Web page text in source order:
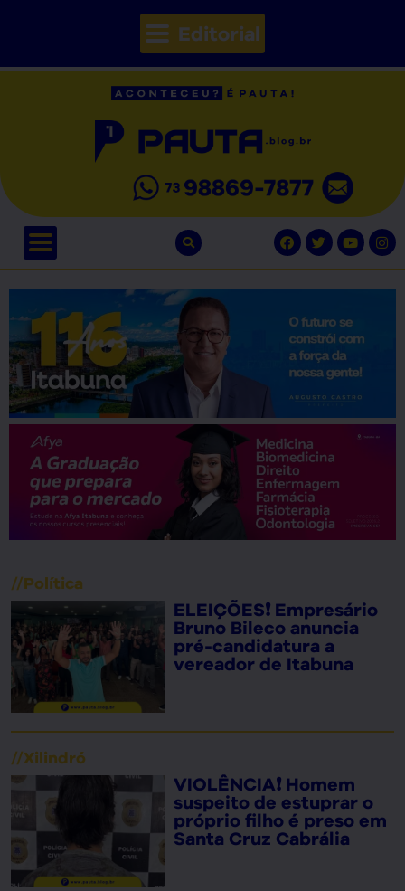
Editorial
//Política
ELEIÇÕES❗ Empresário
Bruno Bileco anuncia
pré-candidatura a
vereador de Itabuna
//Xilindró
VIOLÊNCIA❗ Homem
suspeito de estuprar o
próprio filho é preso em
Santa Cruz Cabrália